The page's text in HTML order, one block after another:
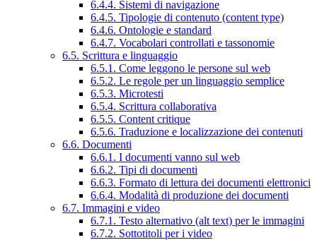
6.4.4. Sistemi di navigazione
6.4.5. Tipologie di contenuto (content type)
6.4.6. Ontologie e standard
6.4.7. Vocabolari controllati e tassonomie
6.5. Scrittura e linguaggio
6.5.1. Come leggono le persone sul web
6.5.2. Le regole per un linguaggio semplice
6.5.3. Microtesti
6.5.4. Scrittura collaborativa
6.5.5. Content critique
6.5.6. Traduzione e localizzazione dei contenuti
6.6. Documenti
6.6.1. I documenti vanno sul web
6.6.2. Tipi di documenti
6.6.3. Formato di lettura dei documenti elettronici
6.6.4. Modalità di produzione dei documenti
6.7. Immagini e video
6.7.1. Testo alternativo (alt text) per le immagini
6.7.2. Sottotitoli per i video